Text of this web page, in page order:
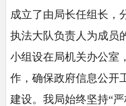
成立了由局长任组长，
执法大队负责人为成员
小组设在局机关办公室
作，确保政府信息公开
建设。我局始终坚持“